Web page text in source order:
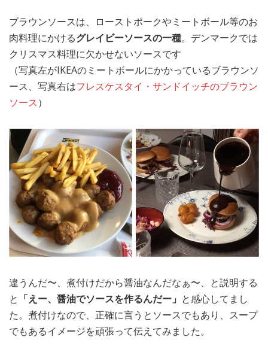
ブラウンソースは、ローストポークやミートボール等のお
肉料理にかけるグレイビーソースの一種。デンマークでは
クリスマス料理に欠かせないソースです
（写真左がIKEAのミートボールにかかっているブラウンソ
ース、写真右はフレスケスタイ・サンドイッチのブラウン
ソース）
違うんだ〜、煮付けだから醤油なんだなぁ〜、と説明する
と 「えー、醤油でソースを作るんだー」 と感心してまし
た。煮付けなので、正確に言うとソースでもあり、スープ
でもあるイメージを頑張って伝えてみました。